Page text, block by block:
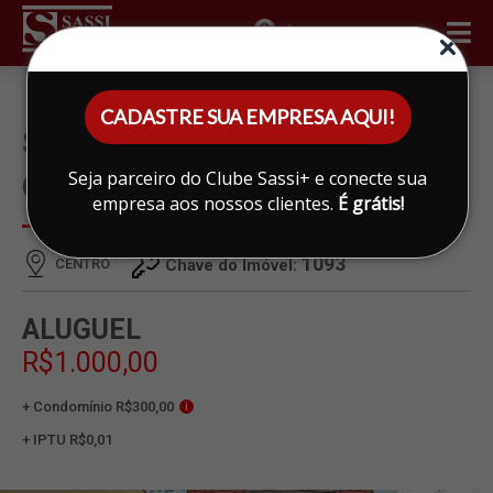
CADASTRE SUA EMPRESA AQUI!
Seja parceiro do Clube Sassi+ e conecte sua
empresa aos nossos clientes. É grátis!
ÁREA DO CLIENTE
SALA PARA ALUGAR EM
CENTRO, LIMEIRA
CENTRO Chave do Imóvel:1093
ALUGUEL
R$1.000,00
+ Condomínio R$300,00 i
+ IPTU R$0,01